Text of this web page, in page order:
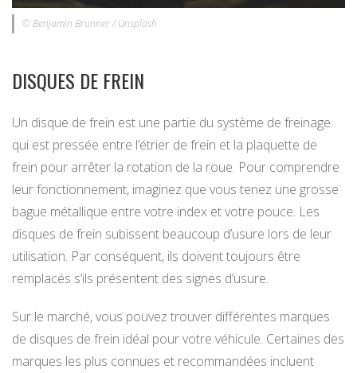
© Benjamin Brunner / Unsplash
DISQUES DE FREIN
Un disque de frein est une partie du système de freinage
qui est pressée entre l’étrier de frein et la plaquette de
frein pour arrêter la rotation de la roue. Pour comprendre
leur fonctionnement, imaginez que vous tenez une grosse
bague métallique entre votre index et votre pouce. Les
disques de frein subissent beaucoup d’usure lors de leur
utilisation. Par conséquent, ils doivent toujours être
remplacés s’ils présentent des signes d’usure.
Sur le marché, vous pouvez trouver différentes marques
de disques de frein idéal pour votre véhicule. Certaines des
marques les plus connues et recommandées incluent